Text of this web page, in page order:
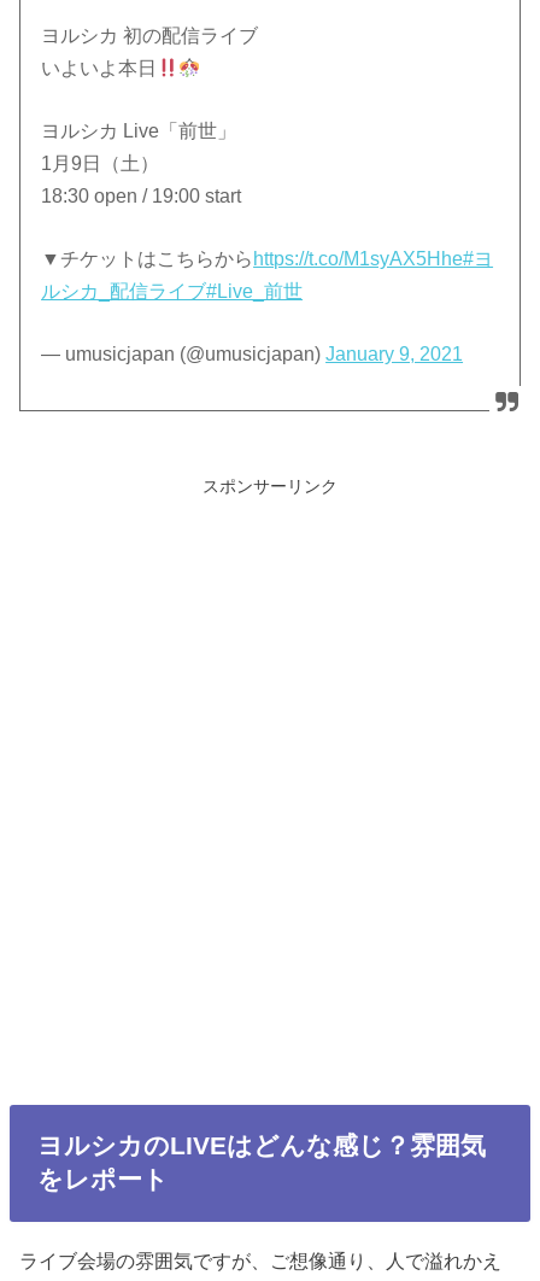
ヨルシカ 初の配信ライブ
いよいよ本日
ヨルシカ Live「前世」
1月9日（土）
18:30 open / 19:00 start
▼チケットはこちらから https://t.co/M1syAX5Hhe#ヨ
ルシカ_配信ライブ#Live_前世
— umusicjapan (@umusicjapan)January 9, 2021
スポンサーリンク
ヨルシカのLIVEはどんな感じ？雰囲気
をレポート
ライブ会場の雰囲気ですが、ご想像通り、人で溢れかえ